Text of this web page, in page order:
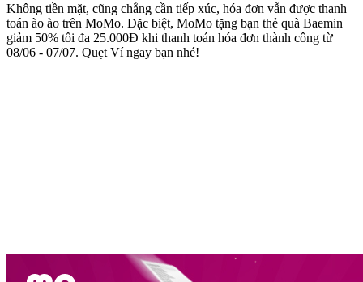
Không tiền mặt, cũng chẳng cần tiếp xúc, hóa đơn vẫn được thanh
toán ào ào trên MoMo. Đặc biệt, MoMo tặng bạn thẻ quà Baemin
giảm 50% tối đa 25.000Đ khi thanh toán hóa đơn thành công từ
08/06 - 07/07. Quẹt Ví ngay bạn nhé!